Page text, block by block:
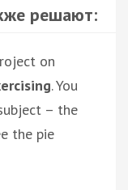
решают:
on
. You
– the
the pie